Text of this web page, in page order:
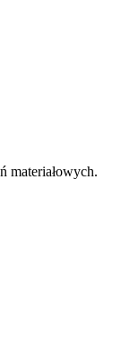
materiałowych.